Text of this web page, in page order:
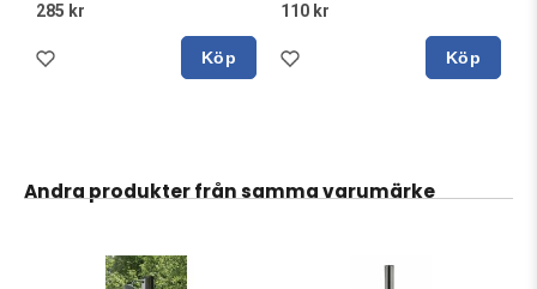
285 kr
Köp
110 kr
Köp
Andra produkter från samma varumärke